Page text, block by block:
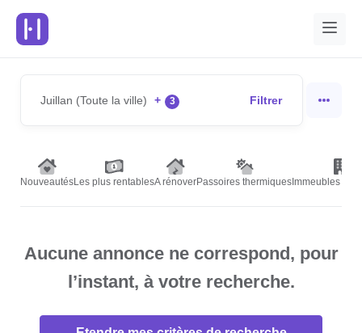
Juillan (Toute la ville) + 3 Filtrer
NouveautésLes plus rentablesA rénoverPassoires thermiques Immeubles de
Aucune annonce ne correspond, pour
l’instant, à votre recherche.